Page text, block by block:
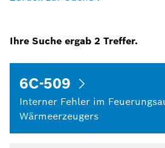
Ihre Suche ergab 2 Treffer.
6C-509
Interner Fehler im
Wärmeerzeugers